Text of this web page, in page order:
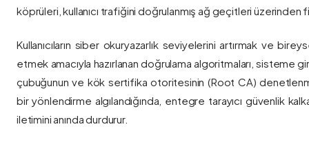
köprüleri, kullanıcı trafiğini doğrulanmış ağ geçitleri üzerinden
Kullanıcıların siber okuryazarlık seviyelerini artırmak ve
etmek amacıyla hazırlanan doğrulama algoritmaları, sisteme
çubuğunun ve kök sertifika otoritesinin (Root CA)
bir yönlendirme algılandığında, entegre tarayıcı güvenlik
iletimini anında durdurur.